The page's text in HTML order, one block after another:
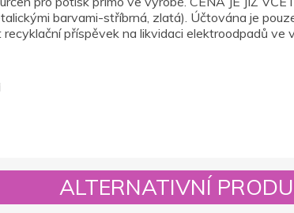
barvami-stříbrná, zlatá). Účtována je
příspěvek na likvidaci elektroodpadů ve
ALTERNATIVNÍ